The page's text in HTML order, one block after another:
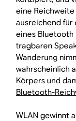
eine
ausreichend für
eines Bluetooth
tragbaren
Wanderung
wahrscheinlich
Körpers und
Bluetooth-
WLAN gewinnt